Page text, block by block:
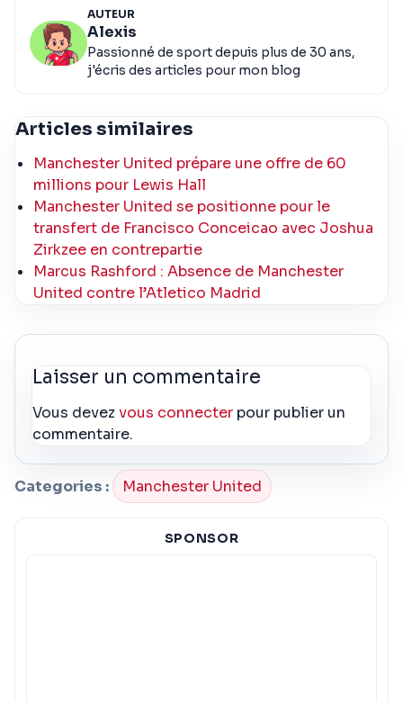
AUTEUR
Alexis
Passionné de sport depuis plus de 30 ans,
j'écris des articles pour mon blog
Articles similaires
Manchester United prépare une offre de 60
millions pour Lewis Hall
Manchester United se positionne pour le
transfert de Francisco Conceicao avec Joshua
Zirkzee en contrepartie
Marcus Rashford : Absence de Manchester
United contre l’Atletico Madrid
Laisser un commentaire
Vous devezvous connecter pour publier un
commentaire.
Categories : Manchester United
SPONSOR